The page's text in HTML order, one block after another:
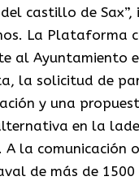
castillo de Sax”,
La Plataforma
al Ayuntamiento
la solicitud de
y una
en la
la comunicación
de más de